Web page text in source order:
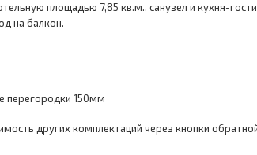
площадью 7,85 кв.м., санузел и кухня-
на балкон.
перегородки 150мм
других комплектаций через кнопки